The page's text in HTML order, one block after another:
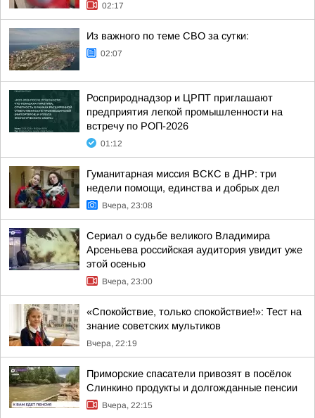
02:17
Из важного по теме СВО за сутки:
02:07
Росприроднадзор и ЦРПТ приглашают
предприятия легкой промышленности на
встречу по РОП-2026
01:12
Гуманитарная миссия ВСКС в ДНР: три
недели помощи, единства и добрых дел
Вчера, 23:08
Сериал о судьбе великого Владимира
Арсеньева российская аудитория увидит уже
этой осенью
Вчера, 23:00
«Спокойствие, только спокойствие!»: Тест на
знание советских мультиков
Вчера, 22:19
Приморские спасатели привозят в посёлок
Слинкино продукты и долгожданные пенсии
Вчера, 22:15